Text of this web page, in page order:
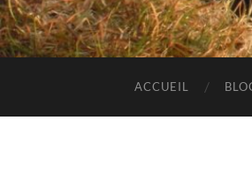
ACCUEIL